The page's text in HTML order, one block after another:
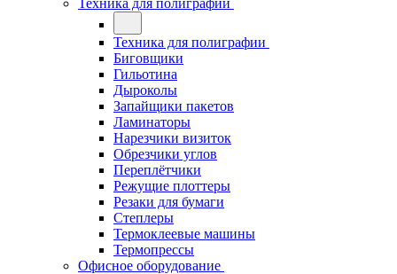
Техника для полиграфии
Техника для полиграфии
Биговщики
Гильотина
Дыроколы
Запайщики пакетов
Ламинаторы
Нарезчики визиток
Обрезчики углов
Переплётчики
Режущие плоттеры
Резаки для бумаги
Степлеры
Термоклеевые машины
Термопрессы
Офисное оборудование